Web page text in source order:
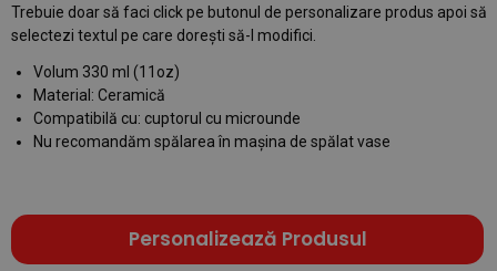
Trebuie doar să faci click pe butonul de personalizare produs apoi să
selectezi textul pe care dorești să-l modifici.
Volum 330 ml (11oz)
Material: Ceramică
Compatibilă cu: cuptorul cu microunde
Nu recomandăm spălarea în mașina de spălat vase
Personalizează Produsul